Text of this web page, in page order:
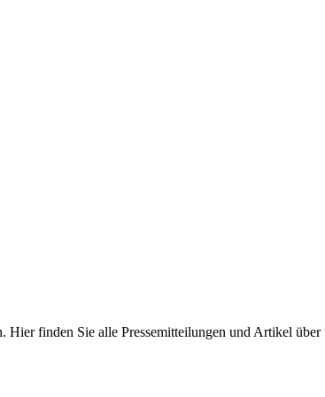
Hier finden Sie alle Pressemitteilungen und Artikel über